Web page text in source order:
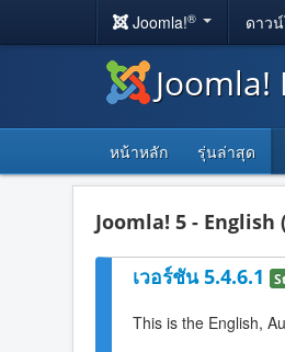
Joomla!® ดาว
หน้าหลัก รุ่นล่าสุด
Joomla! 5 -
เวอร์ชัน 5.4.6.1
This is the English,